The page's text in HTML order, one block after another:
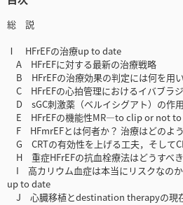
総 説
Ⅰ HFrEFの治療up to date
A HFrEFに対する最新の治療戦略
B HFrEFの治療効果の判定には何を用
C HFrEFの心拍管理におけるイバブラ
D sGC刺激薬（ベルイシグアト）の作
E HFrEFの機能性MR―to clip or not
F HFmrEFとは何者か？ 治療はどのよ
G CRTの有効性を上げる工夫，そして
H 重症HFrEFの抗血栓療法はどうすべ
I 高カリウム血症は本当にリスクなの
up to date
J 心臓移植とdestination therapyの現